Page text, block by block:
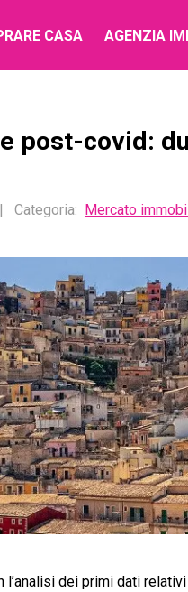
CASA AGENZIA
post-covid:
| Categoria: Mercato
dei primi dati